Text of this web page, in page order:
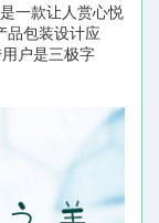
一款让人赏心悦
品包装设计应
户是三极字